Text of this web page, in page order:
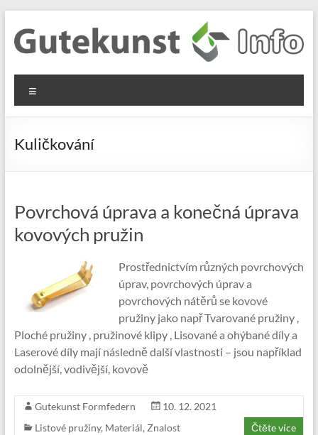
content
Gutekunst
Formfedern
GmbH
Informationen
Flachmaterial
Kuličkování
Povrchová úprava a konečná úprava
kovových pružin
Prostřednictvím různých povrchových
úprav, povrchových úprav a
povrchových nátěrů se kovové
pružiny jako např Tvarované pružiny ,
Ploché pružiny , pružinové klipy , Lisované a ohýbané díly a
Laserové díly mají následně další vlastnosti – jsou například
odolnější, vodivější, kovově
Gutekunst Formfedern
10. 12. 2021
Listové pružiny, Materiál, Znalost Čtěte více